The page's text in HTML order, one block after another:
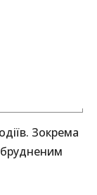
Зокрема